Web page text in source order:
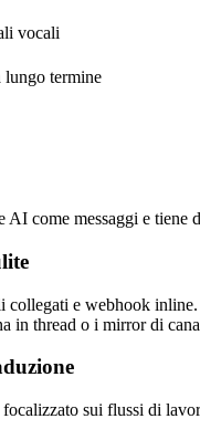
vocali
lungo termine
come messaggi e
collegati e webhook
in thread o i mirror di
sui flussi di